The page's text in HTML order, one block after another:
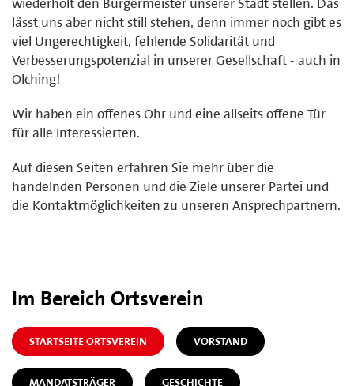
lässt uns aber nicht still stehen, denn immer noch gibt es
viel Ungerechtigkeit, fehlende Solidarität und
Verbesserungspotenzial in unserer Gesellschaft - auch in
Olching!
Wir haben ein offenes Ohr und eine allseits offene Tür
für alle Interessierten.
Auf diesen Seiten erfahren Sie mehr über die
handelnden Personen und die Ziele unserer Partei und
die Kontaktmöglichkeiten zu unseren Ansprechpartnern.
Im Bereich Ortsverein
STARTSEITE ORTSVEREIN VORSTAND
MANDATSTRÄGER GESCHICHTE